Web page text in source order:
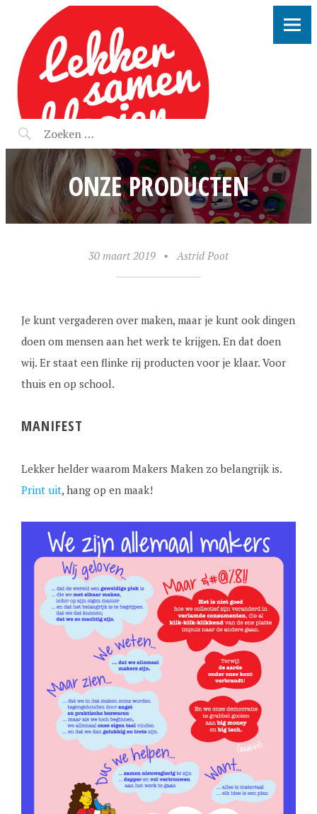
LEKKER SAMEN KLOOIEN
ONZE PRODUCTEN
30 maart 2019 • Astrid Poot
Je kunt vergaderen over maken, maar je kunt ook dingen
doen om mensen aan het werk te krijgen. En dat doen
wij. Er staat een flinke rij producten voor je klaar. Voor
thuis en op school.
MANIFEST
Lekker helder waarom Makers Maken zo belangrijk is.
Print uit, hang op en maak!